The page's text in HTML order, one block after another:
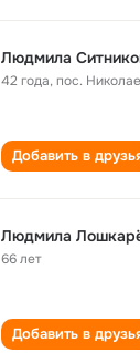
Людмила
42 года,пос.
Добавить в
Людмила
66 лет
Добавить в